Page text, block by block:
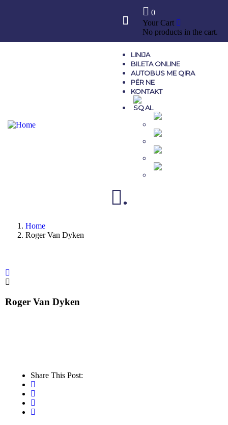
0
Your Cart
No products in the cart.
LINIJA
BILETA ONLINE
AUTOBUS ME QIRA
PËR NE
KONTAKT
AL
.
Home
Roger Van Dyken
Roger Van Dyken
Share This Post: